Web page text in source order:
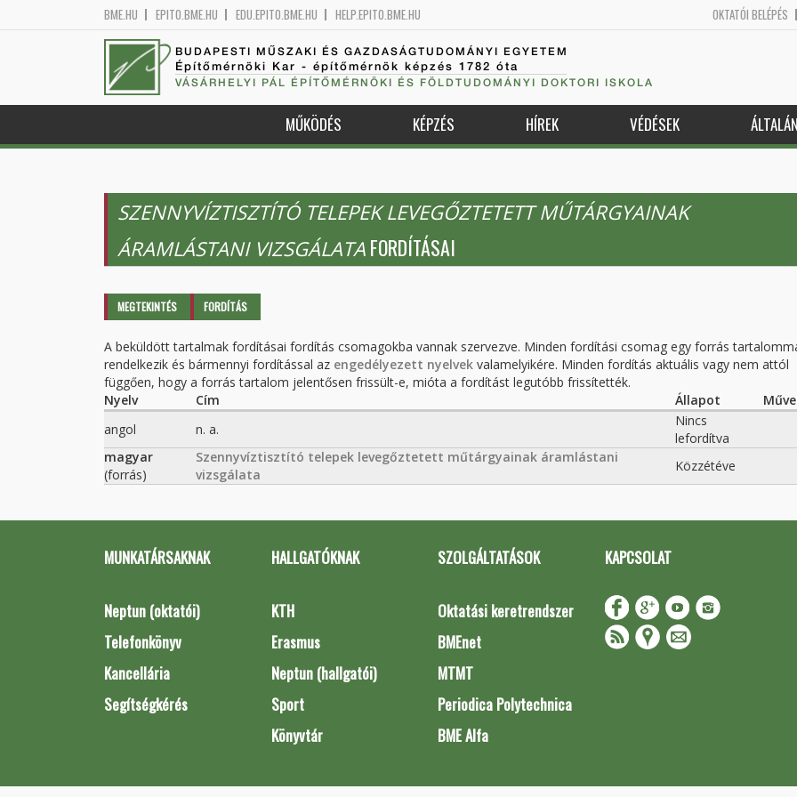
BME.HU EPITO.BME.HU EDU.EPITO.BME.HU HELP.EPITO.BME.HU OKTATÓI BELÉPÉS
BUDAPESTI MŰSZAKI ÉS GAZDASÁGTUDOMÁNYI EGYETEM
Építőmérnöki Kar - építőmérnök képzés 1782 óta
VÁSÁRHELYI PÁL ÉPÍTŐMÉRNÖKI ÉS FÖLDTUDOMÁNYI DOKTORI ISKOLA
MŰKÖDÉS KÉPZÉS HÍREK VÉDÉSEK
SZENNYVÍZTISZTÍTÓ TELEPEK LEVEGŐZTETETT MŰTÁRGYAINAK
ÁRAMLÁSTANI VIZSGÁLATA FORDÍTÁSAI
Elsődleges fülek
MEGTEKINTÉS FORDÍTÁS
A beküldött tartalmak fordításai fordítás csomagokba vannak szervezve. Minden fordítási csomag egy forrás
rendelkezik és bármennyi fordítással az engedélyezett nyelvek valamelyikére. Minden fordítás aktuális vagy nem attól
függően, hogy a forrás tartalom jelentősen frissült-e, mióta a fordítást legutóbb frissítették.
Nyelv
Cím Állapot
angol
n. a.
Nincs
lefordítva
magyar
(forrás)
Szennyvíztisztító telepek levegőztetett műtárgyainak áramlástani
vizsgálata
Közzétéve
MUNKATÁRSAKNAK
Neptun (oktatói)
Telefonkönyv
Kancellária
Segítségkérés
HALLGATÓKNAK
KTH
Erasmus
Neptun (hallgatói)
Sport
Könyvtár
SZOLGÁLTATÁSOK
Oktatási keretrendszer
BMEnet
MTMT
Periodica Polytechnica
BME Alfa
KAPCSOLAT